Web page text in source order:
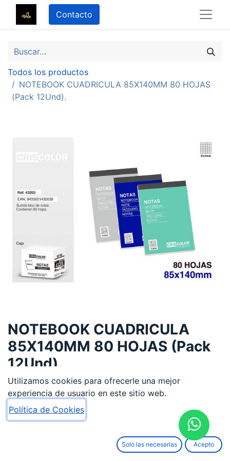
Contacto
Todos los productos
NOTEBOOK CUADRICULA 85X140MM 80 HOJAS
(Pack 12Und).
NOTEBOOK CUADRICULA
85X140MM 80 HOJAS (Pack
12Und).
6,20€
AÑADIR AL CARRITO
Utilizamos cookies para ofrecerle una mejor
experiencia de usuario en este sitio web.
Política de Cookies
Solo las necesarias Acepto